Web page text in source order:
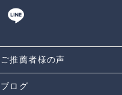
ご推薦者様の声
ブログ